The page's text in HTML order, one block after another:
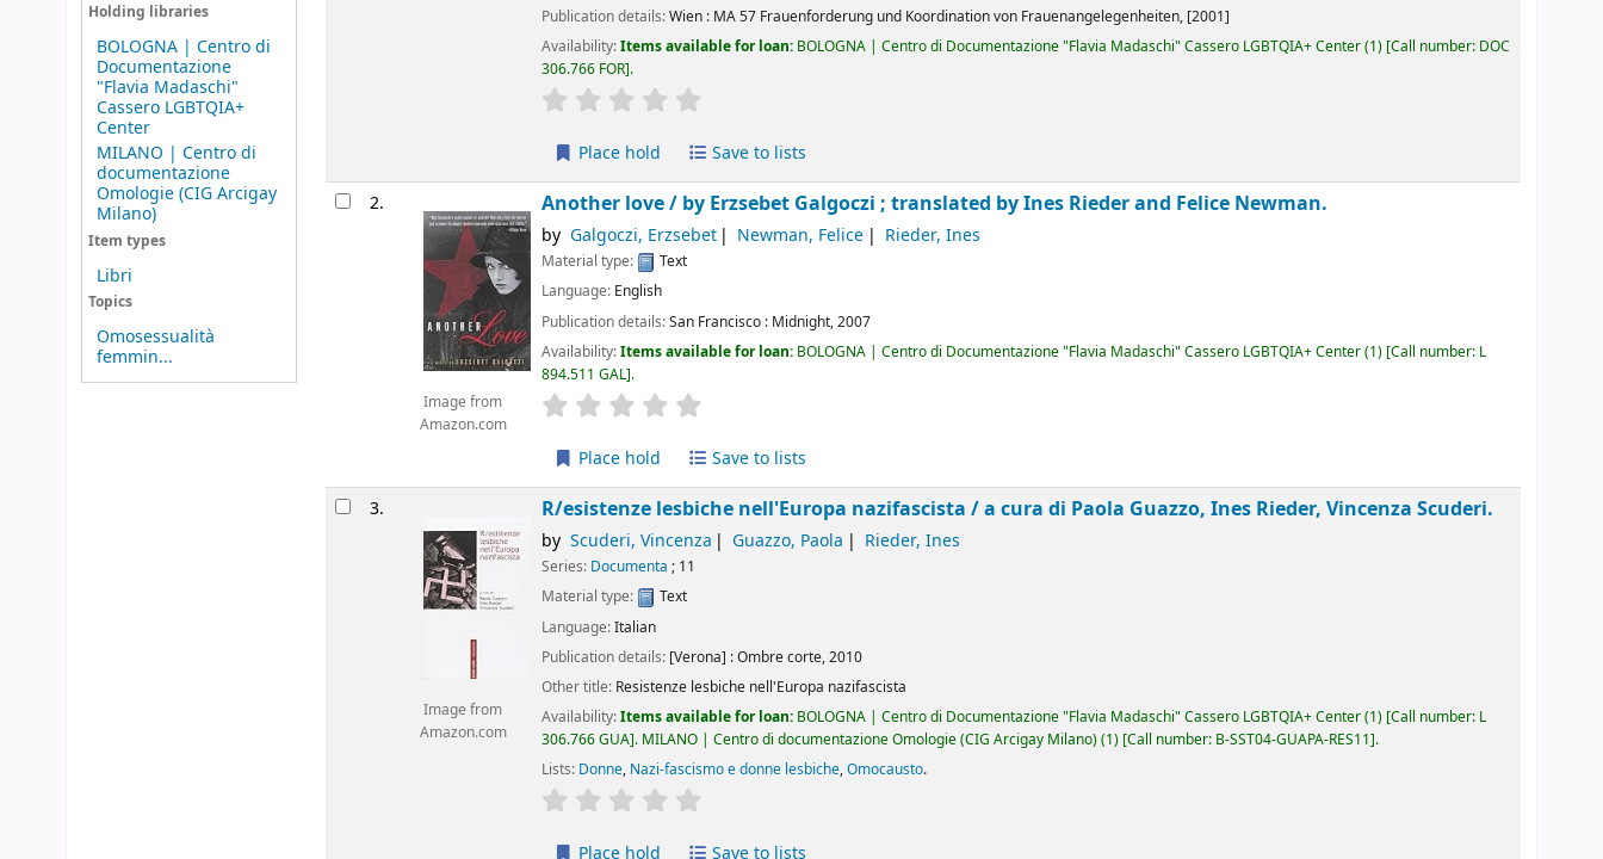
Holding libraries
BOLOGNA | Centro di
Documentazione
"Flavia Madaschi"
Cassero LGBTQIA+
Center
MILANO | Centro di
documentazione
Omologie (CIG Arcigay
Milano)
Item types
Libri
Topics
Omosessualità
femmin...
Publication details:Wien : MA 57 Frauenforderung und Koordination von Frauenangelegenheiten, [2001]
Availability:Items available for loan: BOLOGNA | Centro di Documentazione "Flavia Madaschi" Cassero LGBTQIA+ Center(1) Call number: DOC
306.766 FOR .
star rating
Place hold Save to lists
2.
Image from
Amazon.com
Another love / by Erzsebet Galgoczi ; translated by Ines Rieder and Felice Newman.
by Galgoczi, Erzsebet Newman, Felice Rieder, Ines
Material type:
Text
Language: English
Publication details:San Francisco : Midnight,2007
Availability:Items available for loan: BOLOGNA | Centro di Documentazione "Flavia Madaschi" Cassero LGBTQIA+ Center(1) Call number: L
894.511 GAL .
star rating
Place hold Save to lists
3.
Image from
Amazon.com
R/esistenze lesbiche nell'Europa nazifascista /a cura di Paola Guazzo, Ines Rieder, Vincenza Scuderi.
by Scuderi, Vincenza Guazzo, Paola Rieder, Ines
Series: Documenta ; 11
Material type:
Text
Language:Italian
Publication details: [Verona] :Ombre corte,2010
Other title: Resistenze lesbiche nell'Europa nazifascista
Availability:Items available for loan: BOLOGNA | Centro di Documentazione "Flavia Madaschi" Cassero LGBTQIA+ Center(1) Call number: L
306.766 GUA . MILANO | Centro di documentazione Omologie (CIG Arcigay Milano)(1) Call number: B-SST04-GUAPA-RES11 .
Lists: Donne, Nazi-fascismo e donne lesbiche,Omocausto.
star rating
Place hold Save to lists